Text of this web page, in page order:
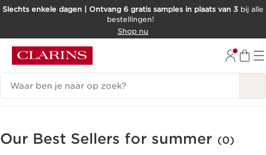
DOORGAAN NAAR INHOUD
Slechts enkele dagen | Ontvang 6 gratis samples in plaats van 3 bij alle
bestellingen!
Shop nu
Zoekgeschiedenis
Our Best Sellers for summer (0)